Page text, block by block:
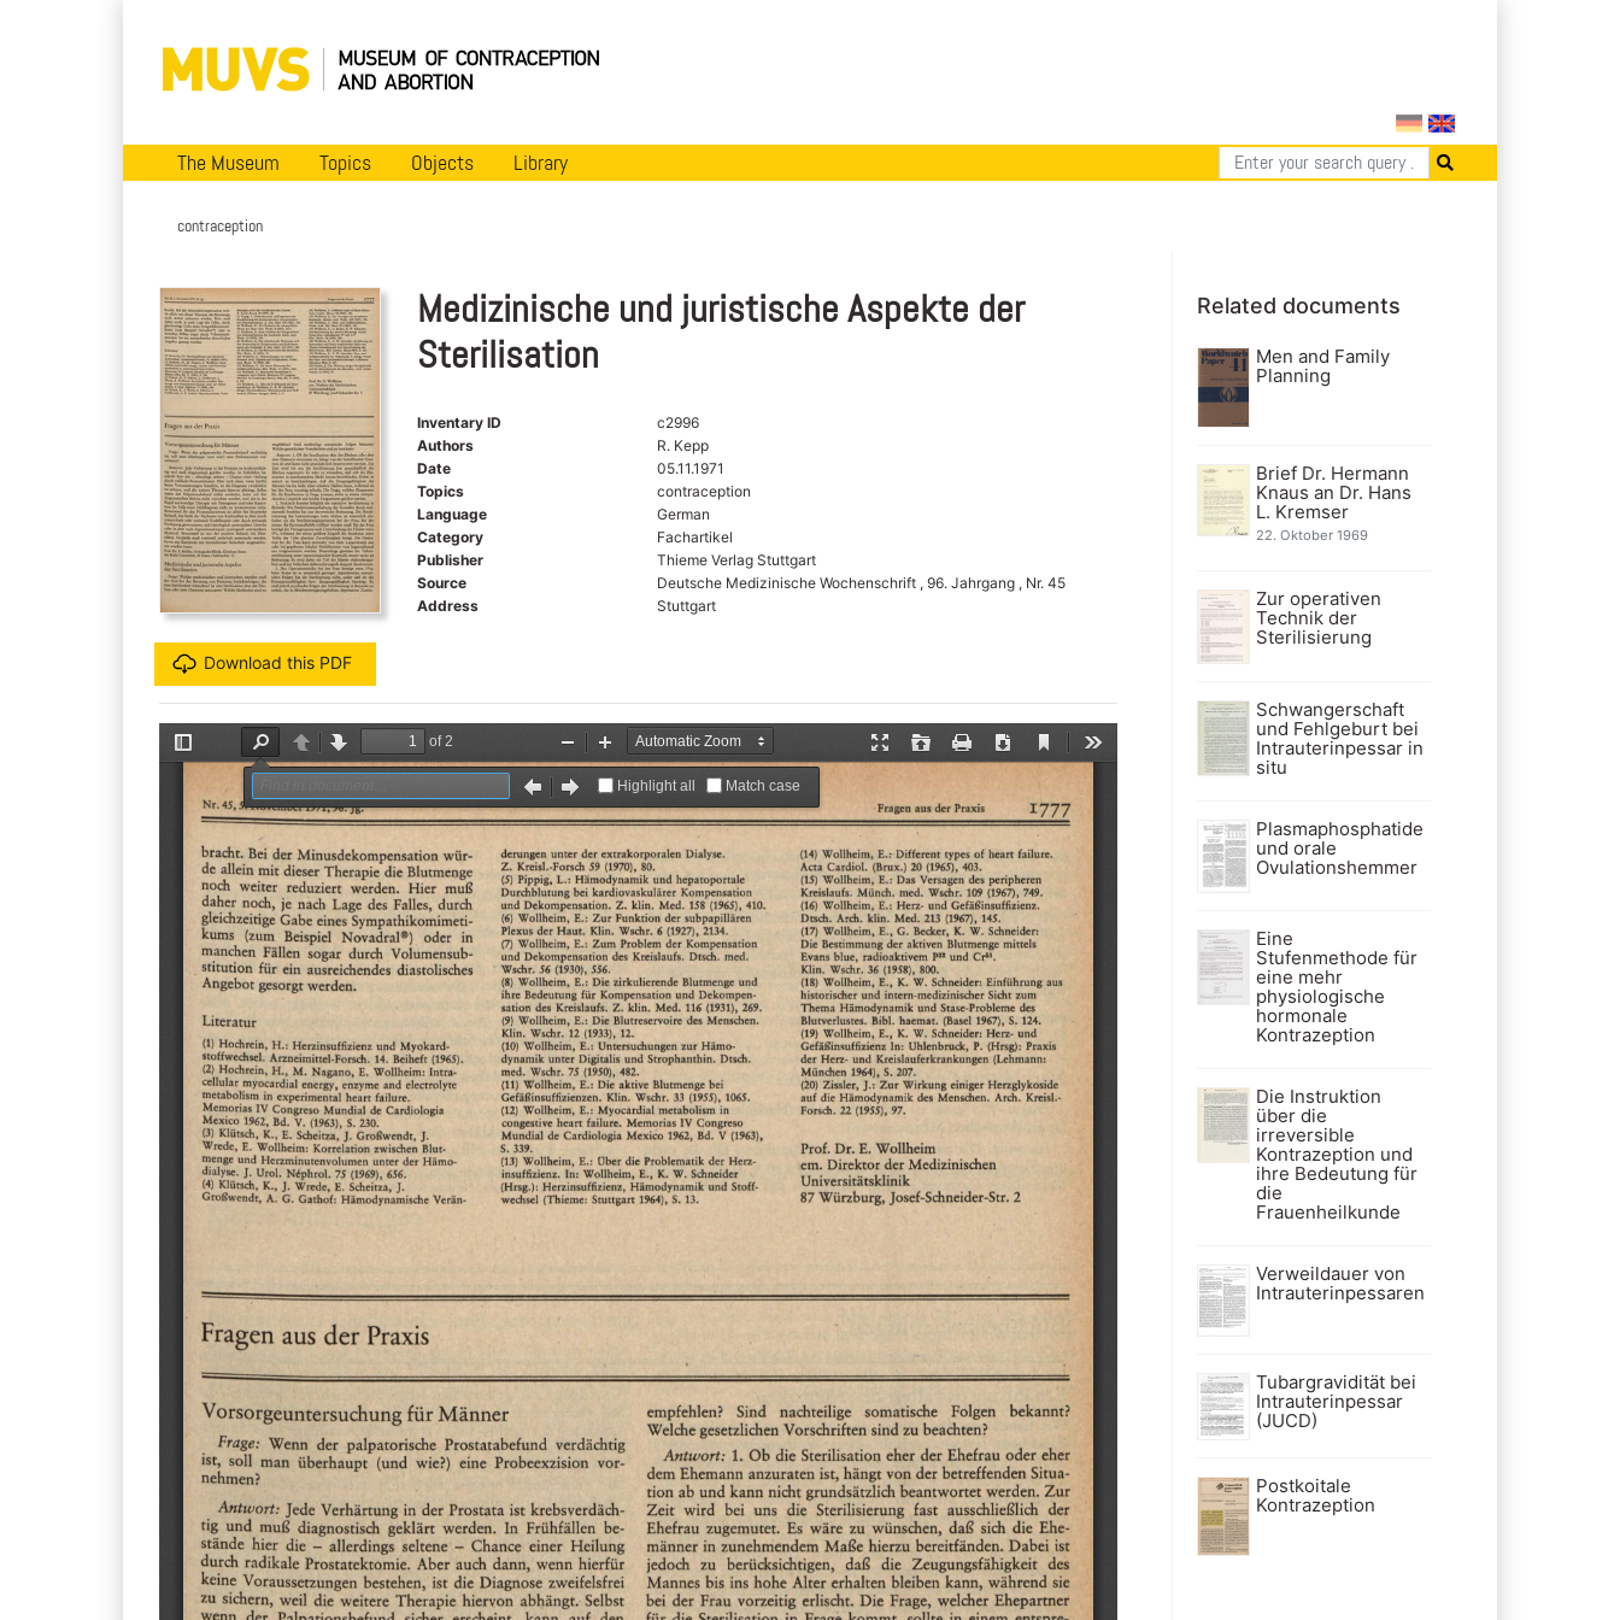
The Museum Topics Objects Library
contraception
Download this PDF
Medizinische und juristische Aspekte der
Sterilisation
Inventary ID
c2996
Authors
R. Kepp
Date
05.11.1971
Topics
contraception
Language
German
Category
Fachartikel
Publisher
Thieme Verlag Stuttgart
Source
Deutsche Medizinische Wochenschrift , 96. Jahrgang , Nr. 45
Address
Stuttgart
Related documents
Men and Family
Planning
Brief Dr. Hermann
Knaus an Dr. Hans
L. Kremser
22. Oktober 1969
Zur operativen
Technik der
Sterilisierung
Schwangerschaft
und Fehlgeburt bei
Intrauterinpessar in
situ
Plasmaphosphatide
und orale
Ovulationshemmer
Eine
Stufenmethode für
eine mehr
physiologische
hormonale
Kontrazeption
Die Instruktion
über die
irreversible
Kontrazeption und
ihre Bedeutung für
die
Frauenheilkunde
Verweildauer von
Intrauterinpessaren
Tubargravidität bei
Intrauterinpessar
(JUCD)
Postkoitale
Kontrazeption